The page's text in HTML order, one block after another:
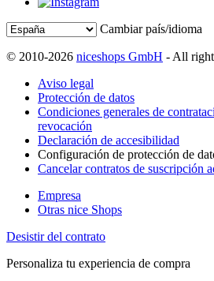
Cambiar país/idioma
© 2010-2026 niceshops GmbH - All
Aviso legal
Protección de datos
Condiciones generales de
revocación
Declaración de accesibilidad
Configuración de protección de
Cancelar contratos de suscripción
Empresa
Otras nice Shops
Desistir del contrato
Personaliza tu experiencia de compra